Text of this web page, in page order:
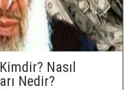
Nasıl
Nedir?